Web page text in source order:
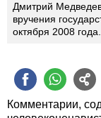
Дмитрий
вручения
октября 2008
Комментарии,